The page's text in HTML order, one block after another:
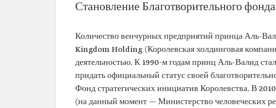
Становление Благотворительного
Количество венчурных предприятий принца Аль-
Kingdom Holding (Королевская холдинговая
деятельностью. К 1990-м годам принц Аль-Валид
придать официальный статус своей
Фонд стратегических инициатив Королевства. В
(на данный момент — Министерство человеческих